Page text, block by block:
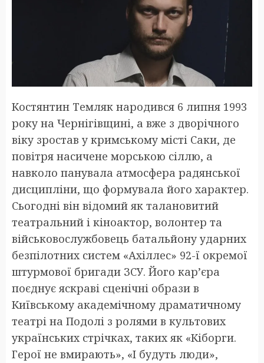
Костянтин Темляк народився 6 липня 1993
року на Чернігівщині, а вже з дворічного
віку зростав у кримському місті Саки, де
повітря насичене морською сіллю, а
навколо панувала атмосфера радянської
дисципліни, що формувала його характер.
Сьогодні він відомий як талановитий
театральний і кіноактор, волонтер та
військовослужбовець батальйону ударних
безпілотних систем «Ахіллес» 92-ї окремої
штурмової бригади ЗСУ. Його кар’єра
поєднує яскраві сценічні образи в
Київському академічному драматичному
театрі на Подолі з ролями в культових
українських стрічках, таких як «Кіборги.
Герої не вмирають», «І будуть люди»,